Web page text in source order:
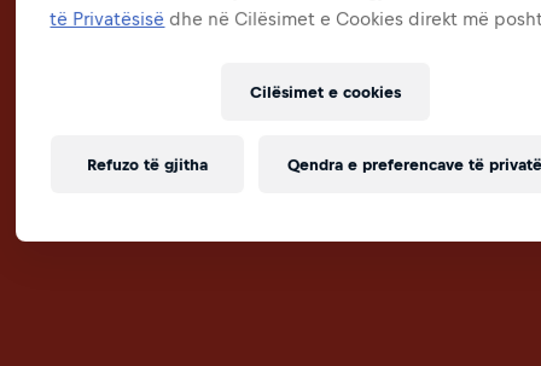
të Privatësisë dhe në Cilësimet e Cookies direkt më
Cilësimet e cookies
Refuzo të gjitha Qendra e preferencave të